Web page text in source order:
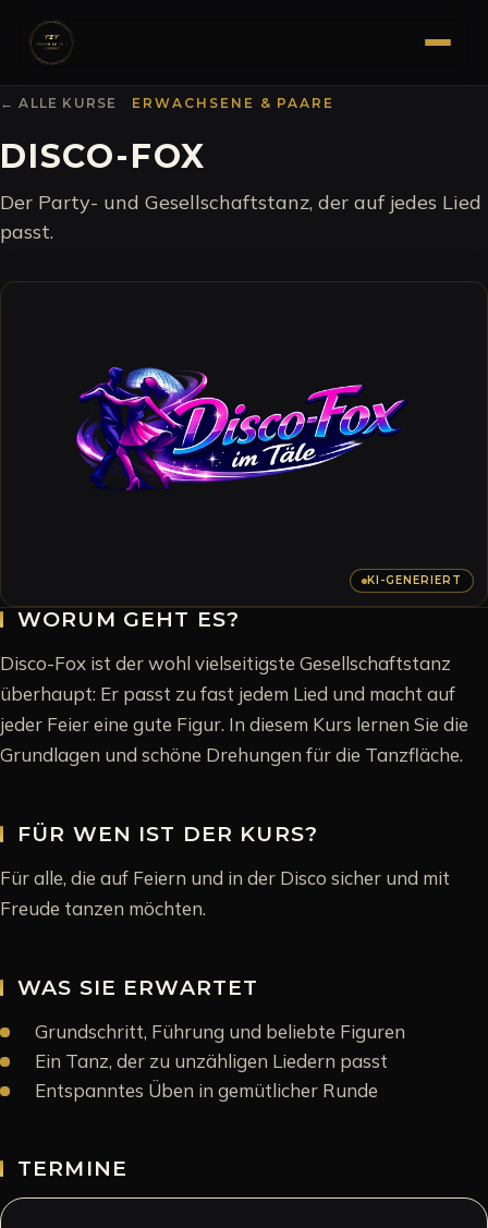
← ALLE KURSE ERWACHSENE & PAARE
DISCO-FOX
Der Party- und Gesellschaftstanz, der auf jedes Lied
passt.
KI-GENERIERT
WORUM GEHT ES?
Disco-Fox ist der wohl vielseitigste Gesellschaftstanz
überhaupt: Er passt zu fast jedem Lied und macht auf
jeder Feier eine gute Figur. In diesem Kurs lernen Sie die
Grundlagen und schöne Drehungen für die Tanzfläche.
FÜR WEN IST DER KURS?
Für alle, die auf Feiern und in der Disco sicher und mit
Freude tanzen möchten.
WAS SIE ERWARTET
Grundschritt, Führung und beliebte Figuren
Ein Tanz, der zu unzähligen Liedern passt
Entspanntes Üben in gemütlicher Runde
TERMINE